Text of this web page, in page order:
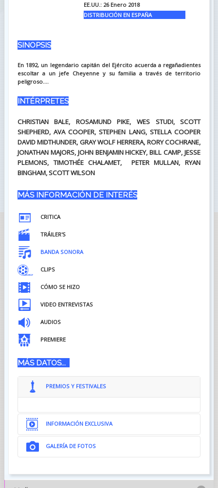
EE.UU.: 26 Enero 2018
DISTRIBUCIÓN EN ESPAÑA
SINOPSIS
En 1892, un legendario capitán del Ejército acuerda a regañadientes
escoltar a un jefe Cheyenne y su familia a través de territorio
peligroso....
INTÉRPRETES
CHRISTIAN BALE, ROSAMUND PIKE, WES STUDI, SCOTT
SHEPHERD, AVA COOPER, STEPHEN LANG, STELLA COOPER
DAVID MIDTHUNDER, GRAY WOLF HERRERA, RORY COCHRANE,
JONATHAN MAJORS, JOHN BENJAMIN HICKEY, BILL CAMP, JESSE
PLEMONS, TIMOTHÉE CHALAMET, PETER MULLAN, RYAN
BINGHAM, SCOTT WILSON
MÁS INFORMACIÓN DE INTERÉS
CRITICA
TRÁILER'S
BANDA SONORA
CLIPS
CÓMO SE HIZO
VIDEO ENTREVISTAS
AUDIOS
PREMIERE
MÁS DATOS...
PREMIOS Y FESTIVALES
INFORMACIÓN EXCLUSIVA
GALERÍA DE FOTOS